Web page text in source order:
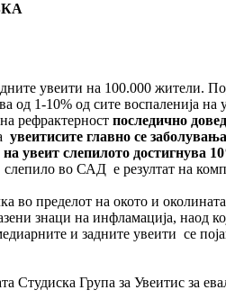
увеити на 100.000 жители.
од 1-10% од сите воспаленија на
рефрактерност последично
увеитисите главно се
увеит слепилото достигнува
во САД е резултат на
пределот на окото и
знаци на инфламација, наод
и задните увеити се
Студиска Група за Увеитис за